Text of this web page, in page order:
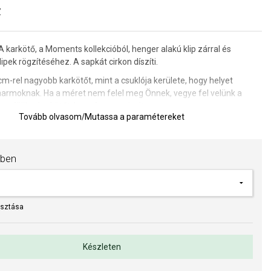
karkötő, a Moments kollekcióból, henger alakú klip zárral és
rögzítéséhez. A sapkát cirkon díszíti.
rel nagyobb karkötőt, mint a csuklója kerülete, hogy helyet
Ha a méret nem felel meg Önnek, vegye fel velünk a
a viselés következtében meglazul, és a karkötő enyhén, 2-4
függően 11 - 15 g
(www.Pandora.net) hivatalos forgalmazója. Biztos lehet
ékszert vásárol, komplett márkás csomagolásban.
Tovább olvasom/Mutassa a paramétereket
Készleten